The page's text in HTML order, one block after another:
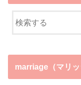
marriage（マリ